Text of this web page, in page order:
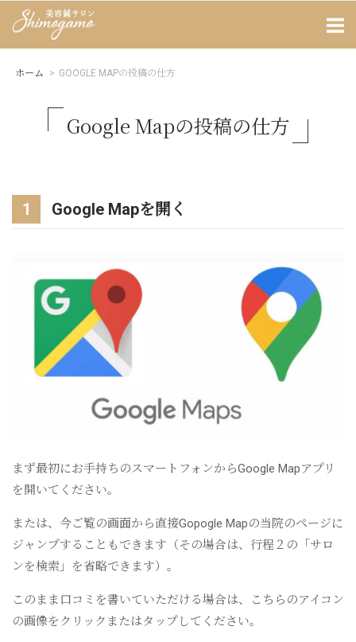
content
Home
ホーム > GOOGLE MAPの投稿の仕方
Google Mapの投稿の仕方
1 Google Mapを開く
まず最初にお手持ちのスマートフォンからGoogle Mapアプリ
を開いてください。
または、今ご覧の画面から直接Gopogle Mapの当院のページに
ジャンプすることもできます（その場合は、行程２の「サロ
ンを検索」を省略できます）。
このまま口コミを書いていただける場合は、こちらのアイコン
の画像をクリックまたはタップしてください。